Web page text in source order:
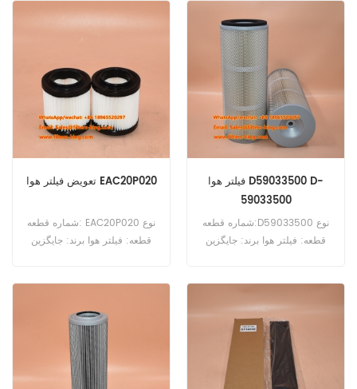
کاترپیلار، کامیون های خارج از
بزرگراه.
تعویض فیلتر هوا EAC20P020
شماره قطعه: EAC20P020 نوع
قطعه: فیلتر هوا برند: جایگزین
فیلتر هوا D59033500 D-
59033500
شماره قطعه:D59033500 نوع
قطعه: فیلتر هوا برند: جایگزین